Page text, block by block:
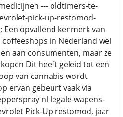
--- oldtimers-te-
pick-up-restomod-
Een opvallend kenmerk van
in Nederland wel
aan consumenten, maar ze
Dit heeft geleid tot een
van cannabis wordt
ervan gebeurt vaak via
nl legale-wapens-
Pick-Up restomod, jaar